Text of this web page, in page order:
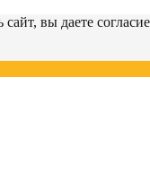
вы даете